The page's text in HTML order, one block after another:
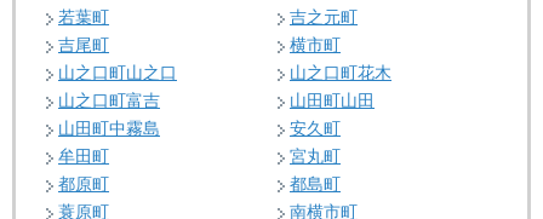
若葉町
吉之元町
吉尾町
横市町
山之口町山之口
山之口町花木
山之口町富吉
山田町山田
山田町中霧島
安久町
牟田町
宮丸町
都原町
都島町
蓑原町
南横市町